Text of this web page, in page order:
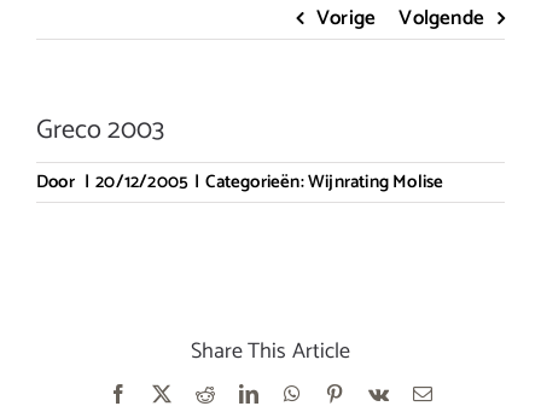
Vorige Volgende
Greco 2003
Door | 20/12/2005 | Categorieën:Wijnrating Molise
Share This Article
Facebook RedditLinkedInWhatsApp
Pinterest
Vk
E-